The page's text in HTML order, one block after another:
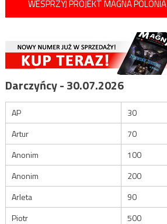
WESPRZYJ PROJEKT MAGNA POLONIA
Darczyńcy - 30.07.2026
AP
30
Artur
70
Anonim
100
Anonim
200
Arleta
90
Piotr
500